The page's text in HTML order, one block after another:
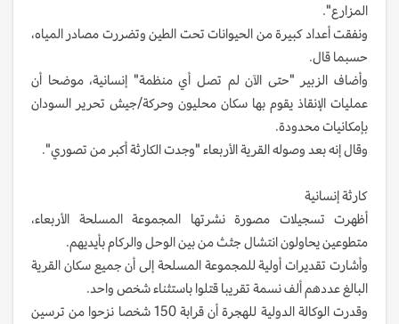
المزارع".
ونفقت أعداد كبيرة من الحيوانات تحت الطين وتضررت مصادر المياه،
حسبما قال.
وأضاف الزبير "حتى الآن لم تصل أي منظمة" إنسانية، موضحا أن
عمليات الإنقاذ يقوم بها سكان محليون وحركة/جيش تحرير السودان
بإمكانيات محدودة.
وقال إنه بعد وصوله القرية الأربعاء "وجدت الكارثة أكبر من تصوري".
كارثة إنسانية
أظهرت تسجيلات مصورة نشرتها المجموعة المسلحة الأربعاء،
متطوعين يحاولون انتشال جثث من بين الوحل والركام بأيديهم.
وأشارت تقديرات أولية للمجموعة المسلحة إلى أن جميع سكان القرية
البالغ عددهم ألف نسمة تقريبا قتلوا باستثناء شخص واحد.
وقدرت الوكالة الدولية للهجرة أن قرابة 150 شخصا نزحوا من ترسين